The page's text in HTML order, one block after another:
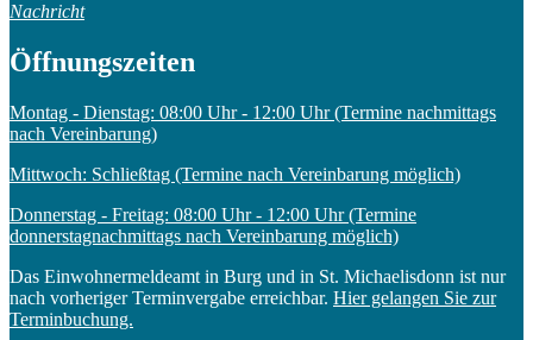
Nachricht
Öffnungszeiten
Montag - Dienstag: 08:00 Uhr - 12:00 Uhr (Termine nachmittags
nach Vereinbarung)
Mittwoch: Schließtag (Termine nach Vereinbarung möglich)
Donnerstag - Freitag: 08:00 Uhr - 12:00 Uhr (Termine
donnerstagnachmittags nach Vereinbarung möglich)
Das Einwohnermeldeamt in Burg und in St. Michaelisdonn ist nur
nach vorheriger Terminvergabe erreichbar. Hier gelangen Sie zur
Terminbuchung.